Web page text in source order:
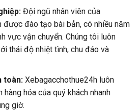
Đội ngũ nhân viên của
được đào tạo bài bản, có nhiều năm
vực vận chuyển. Chúng tôi luôn
thái độ nhiệt tình, chu đáo và
toàn:Xebagacchothue24h luôn
hóa của quý khách nhanh
giờ.